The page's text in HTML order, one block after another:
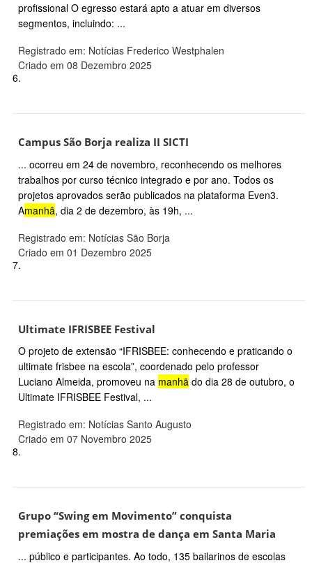
profissional O egresso estará apto a atuar em diversos
segmentos, incluindo: ...
Registrado em: Notícias Frederico Westphalen
Criado em 08 Dezembro 2025
6.
Campus São Borja realiza II SICTI
... ocorreu em 24 de novembro, reconhecendo os melhores
trabalhos por curso técnico integrado e por ano. Todos os
projetos aprovados serão publicados na plataforma Even3.
Amanhã, dia 2 de dezembro, às 19h, ...
Registrado em: Notícias São Borja
Criado em 01 Dezembro 2025
7.
Ultimate IFRISBEE Festival
O projeto de extensão “IFRISBEE: conhecendo e praticando o
ultimate frisbee na escola”, coordenado pelo professor
Luciano Almeida, promoveu na manhã do dia 28 de outubro, o
Ultimate IFRISBEE Festival, ...
Registrado em: Notícias Santo Augusto
Criado em 07 Novembro 2025
8.
Grupo “Swing em Movimento” conquista
premiações em mostra de dança em Santa Maria
... público e participantes. Ao todo, 135 bailarinos de escolas